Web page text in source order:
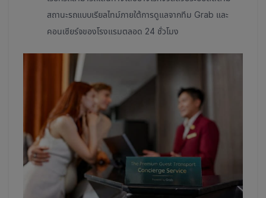
สถานะรถแบบเรียลไทม์ภายใต้การดูแลจากทีม Grab และ
คอนเซียร์จของโรงแรมตลอด 24 ชั่วโมง